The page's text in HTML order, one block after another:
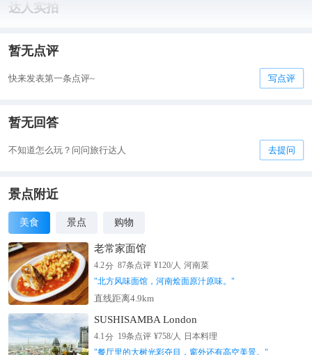
达人实拍
暂无点评
快来发表第一条点评~ 写点评
暂无回答
不知道怎么玩？问问旅行达人 去提问
景点附近
美食 景点 购物
老常家面馆
4.2分 87条点评 ¥120/人 河南菜
"北方风味面馆，河南烩面原汁原味。 "
直线距离4.9km
SUSHISAMBA London
4.1分 19条点评 ¥758/人 日本料理
"餐厅里的大树光彩夺目，窗外还有高空美景。 "